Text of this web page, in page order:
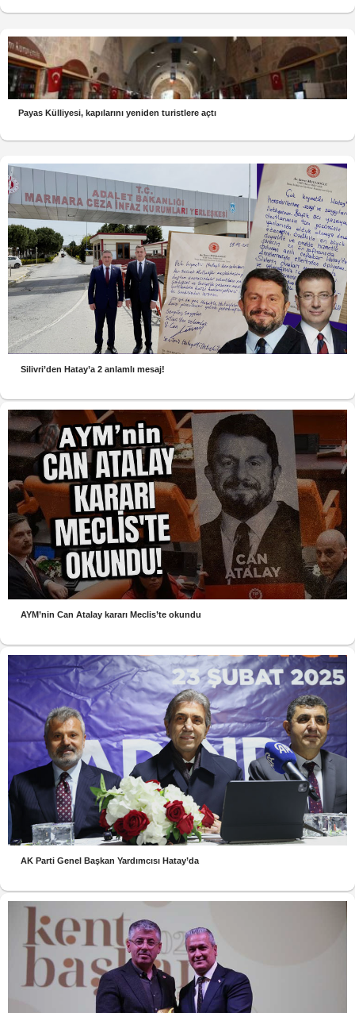
Payas Külliyesi, kapılarını yeniden turistlere açtı
Silivri’den Hatay’a 2 anlamlı mesaj!
AYM’nin Can Atalay kararı Meclis’te okundu
AK Parti Genel Başkan Yardımcısı Hatay’da